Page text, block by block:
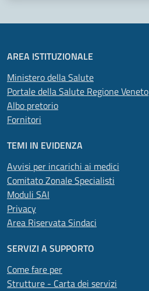
AREA ISTITUZIONALE
Ministero della Salute
Portale della Salute Regione Veneto
Albo pretorio
Fornitori
TEMI IN EVIDENZA
Avvisi per incarichi ai medici
Comitato Zonale Specialisti
Moduli SAI
Privacy
Area Riservata Sindaci
SERVIZI A SUPPORTO
Come fare per
Strutture - Carta dei servizi